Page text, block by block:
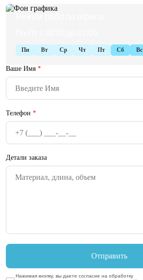
Ваше Имя *
Телефон *
Детали заказа
Нажимая кнопку, вы даете согласие на обработку
Пн Вт Ср Чт Пт Сб Вс